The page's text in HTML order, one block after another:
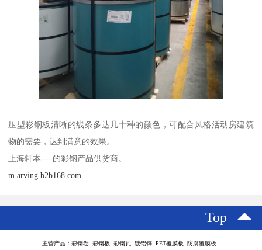
压型彩钢板清晰的线条多达几十种的颜色，可配合风格活动房建筑
物的需要，达到满意的效果。
上海轩本----的彩钢产品供货商。
m.arving.b2b168.com
Top
主营产品：彩钢卷 彩钢板 彩钢瓦 镀铝锌 PET覆膜板 防腐覆膜板